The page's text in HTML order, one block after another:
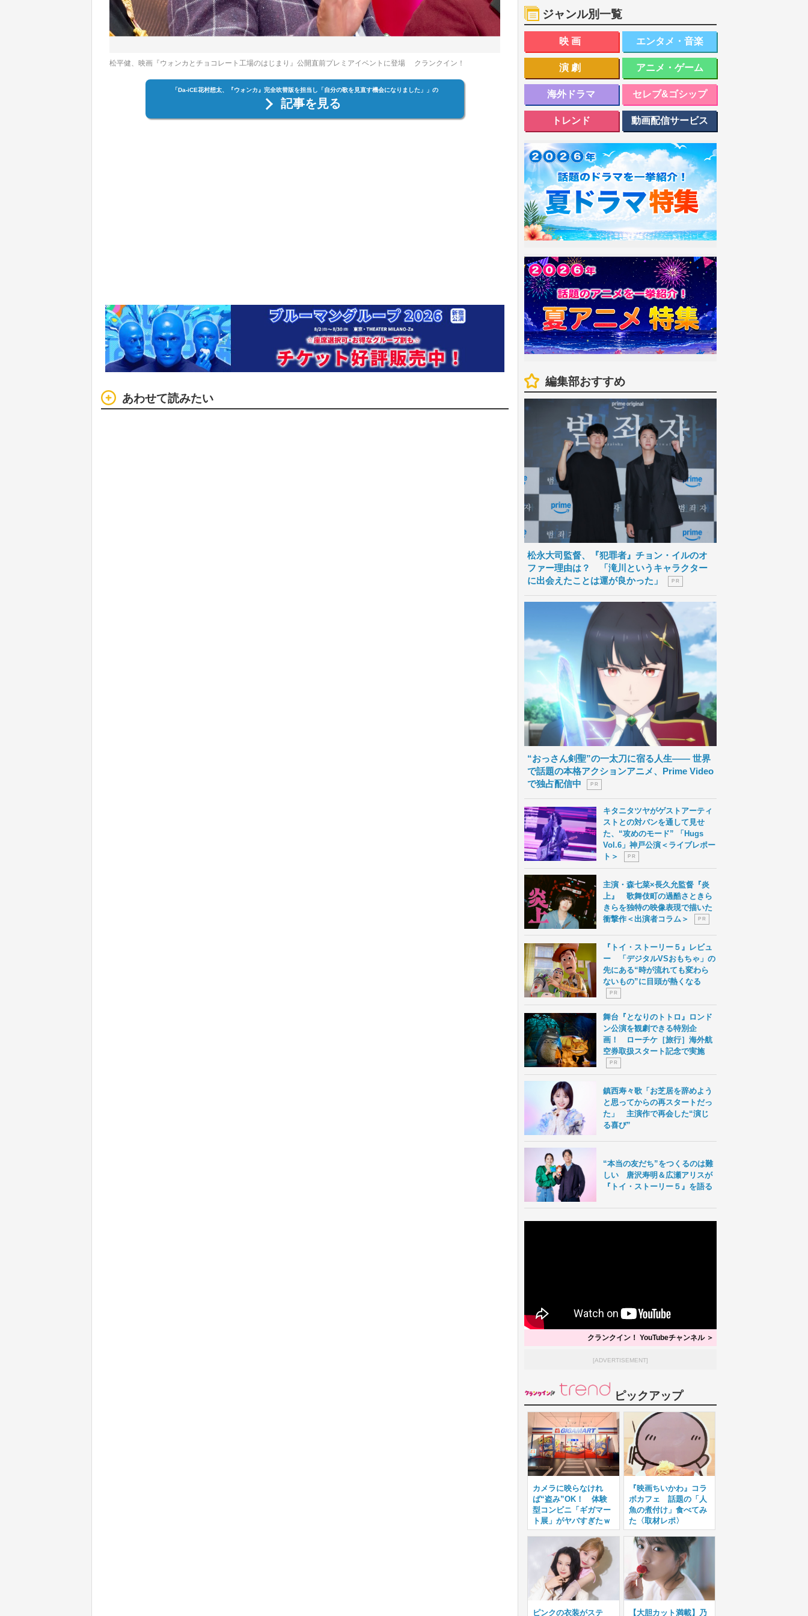
松平健、映画『ウォンカとチョコレート工場のはじまり』公開直前プレミアイベントに登場 クランクイン！
「Da-iCE花村想太、『ウォンカ』完全吹替版を担当し「自分の歌を見直す機会になりました」」の
記事を見る
あわせて読みたい
ジャンル別一覧
映画 エンタメ・音楽
演劇 アニメ・ゲーム
海外ドラマ セレブ&ゴシップ
トレンド 動画配信サービス
編集部おすすめ
松永大司監督、『犯罪者』チョン・イルのオ
ファー理由は？ 「滝川というキャラクター
に出会えたことは運が良かった」
P R
“おっさん剣聖”の一太刀に宿る人生―― 世界
で話題の本格アクションアニメ、Prime Video
で独占配信中
P R
キタニタツヤがゲストアーティ
ストとの対バンを通して見せ
た、“攻めのモード” 「Hugs
Vol.6」神戸公演＜ライブレポー
ト＞
P R
主演・森七菜×長久允監督『炎
上』 歌舞伎町の過酷さときら
きらを独特の映像表現で描いた
衝撃作＜出演者コラム＞
P R
『トイ・ストーリー５』レビュ
ー 「デジタルVSおもちゃ」の
先にある“時が流れても変わら
ないもの”に目頭が熱くなる
P R
舞台『となりのトトロ』ロンド
ン公演を観劇できる特別企
画！ ローチケ［旅行］海外航
空券取扱スタート記念で実施
P R
鎮西寿々歌「お芝居を辞めよう
と思ってからの再スタートだっ
た」 主演作で再会した“演じ
る喜び”
“本当の友だち”をつくるのは難
しい 唐沢寿明＆広瀬アリスが
『トイ・ストーリー５』を語る
クランクイン！ YouTubeチャンネル ＞
[ADVERTISEMENT]
ピックアップ
カメラに映らなけれ
ば“盗み”OK！ 体験
型コンビニ「ギガマー
ト展」がヤバすぎたｗ
『映画ちいかわ』コラ
ボカフェ 話題の「人
魚の煮付け」食べてみ
た〈取材レポ〉
ピンクの衣装がステ 【大胆カット満載】乃